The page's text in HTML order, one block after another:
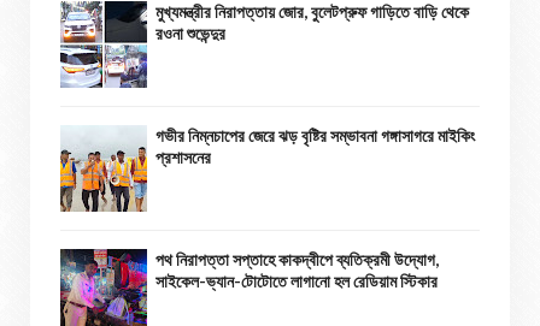
মুখ্যমন্ত্রীর নিরাপত্তায় জোর, বুলেটপ্রুফ গাড়িতে বাড়ি থেকে
রওনা শুভেন্দুর
গভীর নিম্নচাপের জেরে ঝড় বৃষ্টির সম্ভাবনা গঙ্গাসাগরে মাইকিং
প্রশাসনের
পথ নিরাপত্তা সপ্তাহে কাকদ্বীপে ব্যতিক্রমী উদ্যোগ,
সাইকেল-ভ্যান-টোটোতে লাগানো হল রেডিয়াম স্টিকার